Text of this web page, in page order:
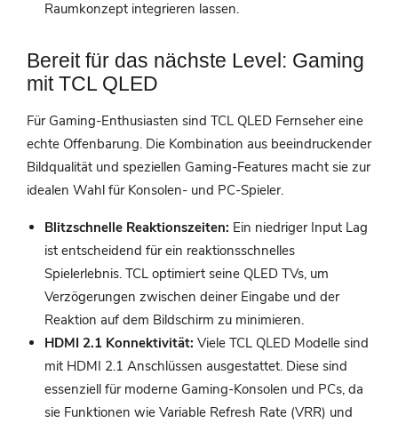
Raumkonzept integrieren lassen.
Bereit für das nächste Level: Gaming
mit TCL QLED
Für Gaming-Enthusiasten sind TCL QLED Fernseher eine
echte Offenbarung. Die Kombination aus beeindruckender
Bildqualität und speziellen Gaming-Features macht sie zur
idealen Wahl für Konsolen- und PC-Spieler.
Blitzschnelle Reaktionszeiten: Ein niedriger Input Lag
ist entscheidend für ein reaktionsschnelles
Spielerlebnis. TCL optimiert seine QLED TVs, um
Verzögerungen zwischen deiner Eingabe und der
Reaktion auf dem Bildschirm zu minimieren.
HDMI 2.1 Konnektivität: Viele TCL QLED Modelle sind
mit HDMI 2.1 Anschlüssen ausgestattet. Diese sind
essenziell für moderne Gaming-Konsolen und PCs, da
sie Funktionen wie Variable Refresh Rate (VRR) und